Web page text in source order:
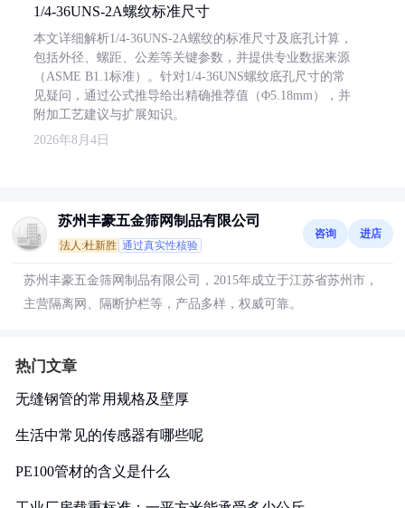
1/4-36UNS-2A螺纹标准尺寸
本文详细解析1/4-36UNS-2A螺纹的标准尺寸及底孔计算，
包括外径、螺距、公差等关键参数，并提供专业数据来源
（ASME B1.1标准）。针对1/4-36UNS螺纹底孔尺寸的常
见疑问，通过公式推导给出精确推荐值（Φ5.18mm），并
附加工艺建议与扩展知识。
2026年8月4日
苏州丰豪五金筛网制品有限公司
法人:杜新胜 通过真实性核验
咨询 进店
苏州丰豪五金筛网制品有限公司，2015年成立于江苏省苏州市，
主营隔离网、隔断护栏等，产品多样，权威可靠。
热门文章
无缝钢管的常用规格及壁厚
生活中常见的传感器有哪些呢
PE100管材的含义是什么